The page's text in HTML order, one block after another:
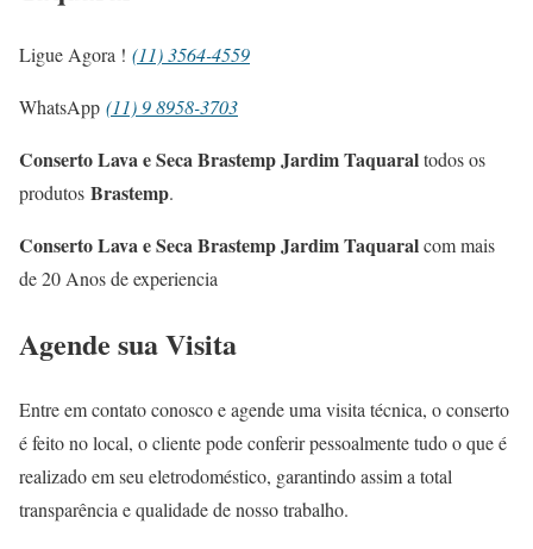
Ligue Agora ! (11) 3564-4559
WhatsApp (11) 9 8958-3703
Conserto Lava e Seca Brastemp Jardim Taquaraltodos os
produtos Brastemp.
Conserto Lava e Seca Brastemp Jardim Taquaralcom mais
de 20 Anos de experiencia
Agende sua Visita
Entre em contato conosco e agende uma visita técnica, o conserto
é feito no local, o cliente pode conferir pessoalmente tudo o que é
realizado em seu eletrodoméstico, garantindo assim a total
transparência e qualidade de nosso trabalho.